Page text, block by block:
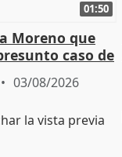
01:50
Moreno que
caso de
03/08/2026